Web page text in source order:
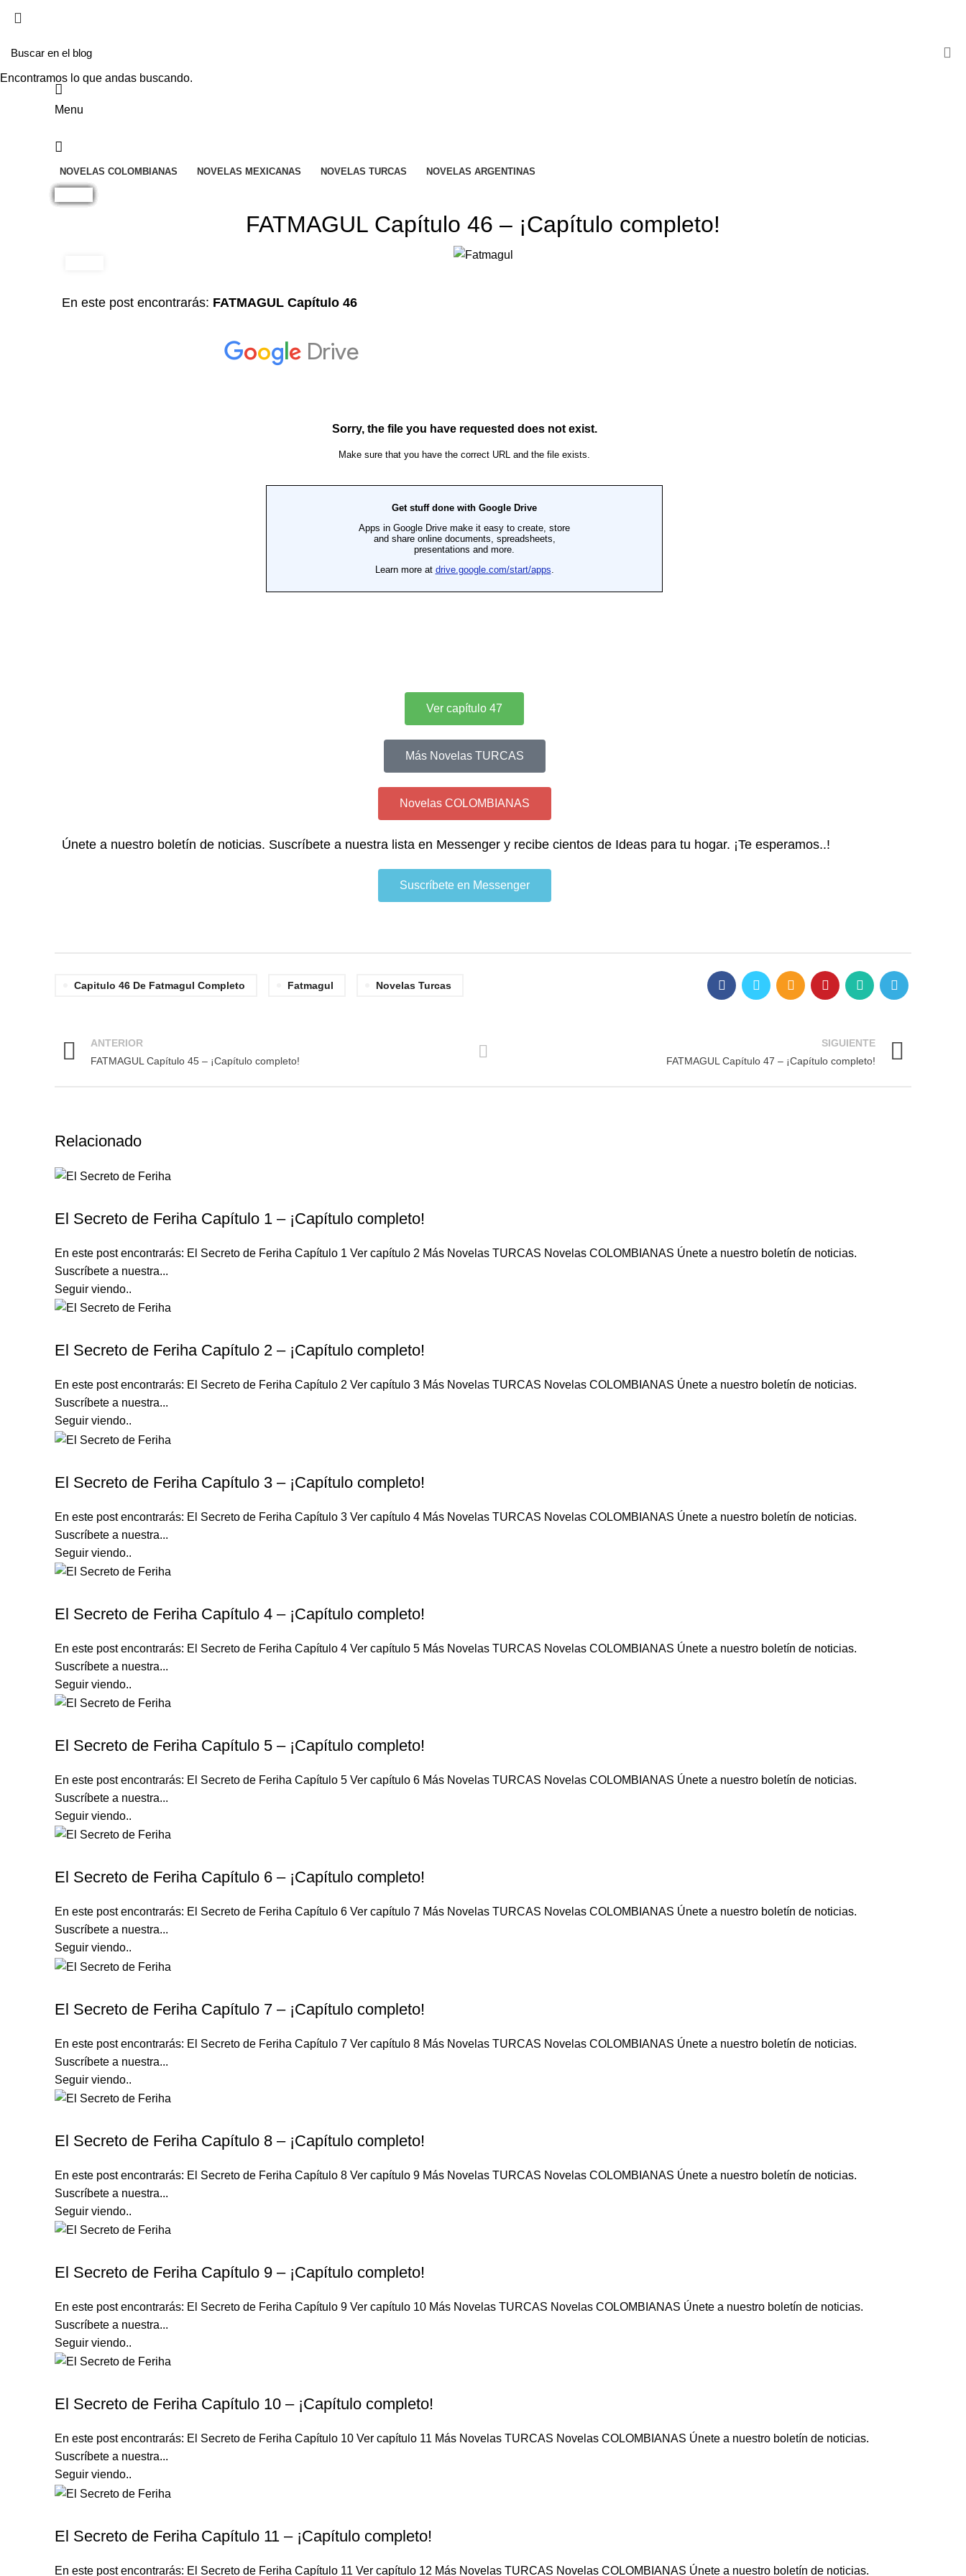
Menu
NOVELAS COLOMBIANAS NOVELAS MEXICANAS NOVELAS TURCAS NOVELAS ARGENTINAS
FATMAGUL Capítulo 46 – ¡Capítulo completo!
En este post encontrarás: FATMAGUL Capítulo 46
Ver capítulo 47
Más Novelas TURCAS
Novelas COLOMBIANAS
Únete a nuestro boletín de noticias. Suscríbete a nuestra lista en Messenger y recibe cientos de Ideas para tu hogar. ¡Te esperamos..!
Suscríbete en Messenger
Capitulo 46 De Fatmagul Completo Fatmagul Novelas Turcas
ANTERIOR
FATMAGUL Capítulo 45 – ¡Capítulo completo!
SIGUIENTE
FATMAGUL Capítulo 47 – ¡Capítulo completo!
Relacionado
El Secreto de Feriha Capítulo 1 – ¡Capítulo completo!
En este post encontrarás: El Secreto de Feriha Capítulo 1 Ver capítulo 2 Más Novelas TURCAS Novelas COLOMBIANAS Únete a nuestro boletín de noticias.
Suscríbete a nuestra...
Seguir viendo..
El Secreto de Feriha Capítulo 2 – ¡Capítulo completo!
En este post encontrarás: El Secreto de Feriha Capítulo 2 Ver capítulo 3 Más Novelas TURCAS Novelas COLOMBIANAS Únete a nuestro boletín de noticias.
Suscríbete a nuestra...
Seguir viendo..
El Secreto de Feriha Capítulo 3 – ¡Capítulo completo!
En este post encontrarás: El Secreto de Feriha Capítulo 3 Ver capítulo 4 Más Novelas TURCAS Novelas COLOMBIANAS Únete a nuestro boletín de noticias.
Suscríbete a nuestra...
Seguir viendo..
El Secreto de Feriha Capítulo 4 – ¡Capítulo completo!
En este post encontrarás: El Secreto de Feriha Capítulo 4 Ver capítulo 5 Más Novelas TURCAS Novelas COLOMBIANAS Únete a nuestro boletín de noticias.
Suscríbete a nuestra...
Seguir viendo..
El Secreto de Feriha Capítulo 5 – ¡Capítulo completo!
En este post encontrarás: El Secreto de Feriha Capítulo 5 Ver capítulo 6 Más Novelas TURCAS Novelas COLOMBIANAS Únete a nuestro boletín de noticias.
Suscríbete a nuestra...
Seguir viendo..
El Secreto de Feriha Capítulo 6 – ¡Capítulo completo!
En este post encontrarás: El Secreto de Feriha Capítulo 6 Ver capítulo 7 Más Novelas TURCAS Novelas COLOMBIANAS Únete a nuestro boletín de noticias.
Suscríbete a nuestra...
Seguir viendo..
El Secreto de Feriha Capítulo 7 – ¡Capítulo completo!
En este post encontrarás: El Secreto de Feriha Capítulo 7 Ver capítulo 8 Más Novelas TURCAS Novelas COLOMBIANAS Únete a nuestro boletín de noticias.
Suscríbete a nuestra...
Seguir viendo..
El Secreto de Feriha Capítulo 8 – ¡Capítulo completo!
En este post encontrarás: El Secreto de Feriha Capítulo 8 Ver capítulo 9 Más Novelas TURCAS Novelas COLOMBIANAS Únete a nuestro boletín de noticias.
Suscríbete a nuestra...
Seguir viendo..
El Secreto de Feriha Capítulo 9 – ¡Capítulo completo!
En este post encontrarás: El Secreto de Feriha Capítulo 9 Ver capítulo 10 Más Novelas TURCAS Novelas COLOMBIANAS Únete a nuestro boletín de noticias.
Suscríbete a nuestra...
Seguir viendo..
El Secreto de Feriha Capítulo 10 – ¡Capítulo completo!
En este post encontrarás: El Secreto de Feriha Capítulo 10 Ver capítulo 11 Más Novelas TURCAS Novelas COLOMBIANAS Únete a nuestro boletín de noticias.
Suscríbete a nuestra...
Seguir viendo..
El Secreto de Feriha Capítulo 11 – ¡Capítulo completo!
En este post encontrarás: El Secreto de Feriha Capítulo 11 Ver capítulo 12 Más Novelas TURCAS Novelas COLOMBIANAS Únete a nuestro boletín de noticias.
Encontramos lo que andas buscando.